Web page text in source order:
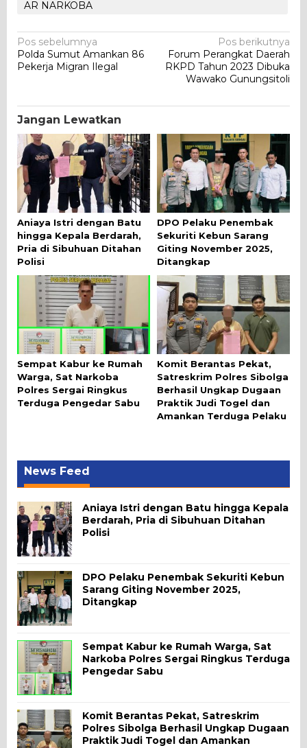
AR NARKOBA
Navigasi
pos
Pos sebelumnya
Polda Sumut Amankan 86
Pekerja Migran Ilegal
Pos berikutnya
Forum Perangkat Daerah
RKPD Tahun 2023 Dibuka
Wawako Gunungsitoli
Jangan Lewatkan
Aniaya Istri dengan Batu
hingga Kepala Berdarah,
Pria di Sibuhuan Ditahan
Polisi
DPO Pelaku Penembak
Sekuriti Kebun Sarang
Giting November 2025,
Ditangkap
Sempat Kabur ke Rumah
Warga, Sat Narkoba
Polres Sergai Ringkus
Terduga Pengedar Sabu
Komit Berantas Pekat,
Satreskrim Polres Sibolga
Berhasil Ungkap Dugaan
Praktik Judi Togel dan
Amankan Terduga Pelaku
News Feed
Aniaya Istri dengan Batu hingga Kepala
Berdarah, Pria di Sibuhuan Ditahan
Polisi
DPO Pelaku Penembak Sekuriti Kebun
Sarang Giting November 2025,
Ditangkap
Sempat Kabur ke Rumah Warga, Sat
Narkoba Polres Sergai Ringkus Terduga
Pengedar Sabu
Komit Berantas Pekat, Satreskrim
Polres Sibolga Berhasil Ungkap Dugaan
Praktik Judi Togel dan Amankan